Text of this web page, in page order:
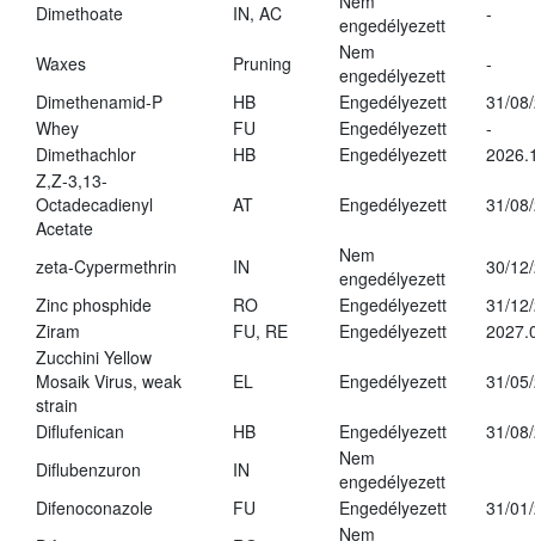
Dimethoate
IN, AC
engedélyezett
-
Waxes Pruning
Nem
engedélyezett
-
Dimethenamid-P
HB Engedélyezett
31/
Whey
FU Engedélyezett
-
Dimethachlor
HB Engedélyezett
Z,Z-3,13-
Octadecadienyl
Acetate
AT Engedélyezett 31/
zeta-Cypermethrin IN
Nem
engedélyezett
30/
Zinc phosphide
RO Engedélyezett
31/
Ziram
FU, RE Engedélyezett
Zucchini Yellow
Mosaik Virus, weak
strain
EL Engedélyezett 31/
Diflufenican HB Engedélyezett
31/
Diflubenzuron
IN
Nem
engedélyezett
Difenoconazole
FU Engedélyezett
31/
Nem